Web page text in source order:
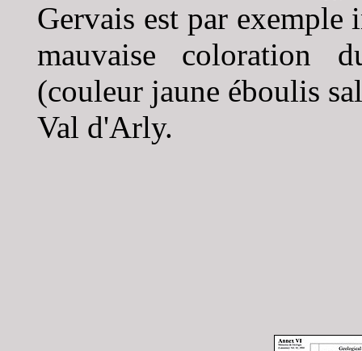
Gervais est par exemple
mauvaise coloration
(couleur jaune éboulis
Val d'Arly.